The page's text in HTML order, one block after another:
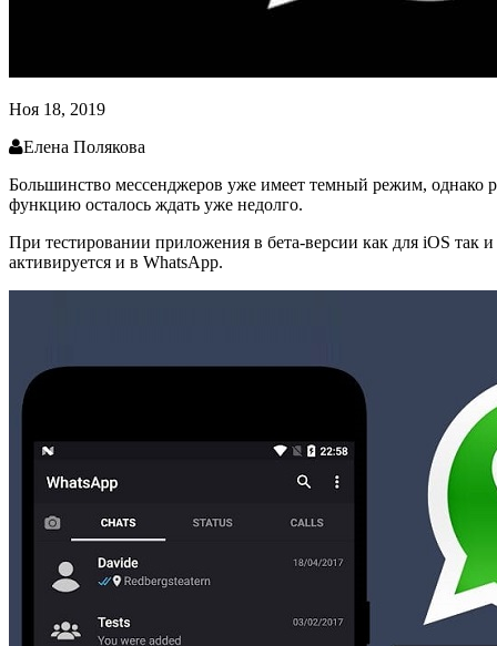
Ноя 18, 2019
Елена Полякова
Большинство мессенджеров уже имеет темный режим, однако
функцию осталось ждать уже недолго.
При тестировании приложения в бета-версии как для iOS
активируется и в WhatsApp.